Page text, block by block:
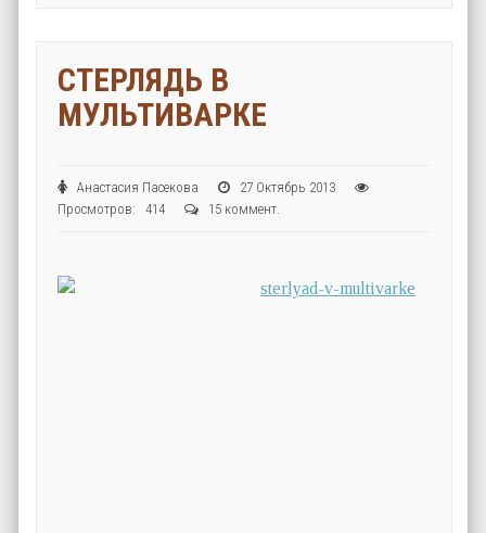
СТЕРЛЯДЬ В
МУЛЬТИВАРКЕ
Анастасия Пасекова
27 Октябрь 2013
Просмотров: 414
15 коммент.